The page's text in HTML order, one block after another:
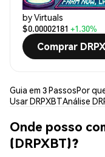
by Virtuals
$0.00002181 +1.30%
Comprar
Guia em 3 PassosPor
Usar DRPXBTAnálise
Onde posso
(DRPXBT)?